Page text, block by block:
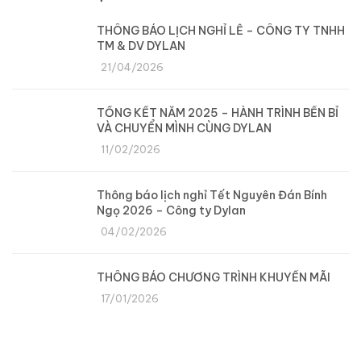
THÔNG BÁO LỊCH NGHỈ LỄ – CÔNG TY TNHH
TM & DV DYLAN
21/04/2026
TỔNG KẾT NĂM 2025 – HÀNH TRÌNH BỀN BỈ
VÀ CHUYỂN MÌNH CÙNG DYLAN
11/02/2026
Thông báo lịch nghỉ Tết Nguyên Đán Bính
Ngọ 2026 – Công ty Dylan
04/02/2026
THÔNG BÁO CHƯƠNG TRÌNH KHUYẾN MÃI
17/01/2026